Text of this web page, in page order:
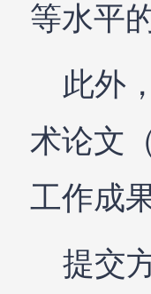
等水平
此外
术论文
工作成
提交